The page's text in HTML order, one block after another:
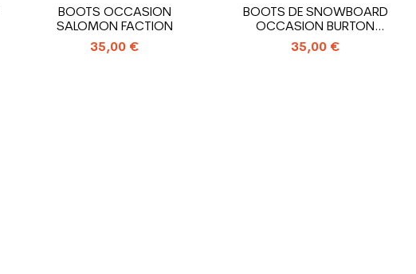
BOOTS OCCASION
SALOMON FACTION
35,00 €
BOOTS DE SNOWBOARD
OCCASION BURTON
PROGRESSION W
35,00 €